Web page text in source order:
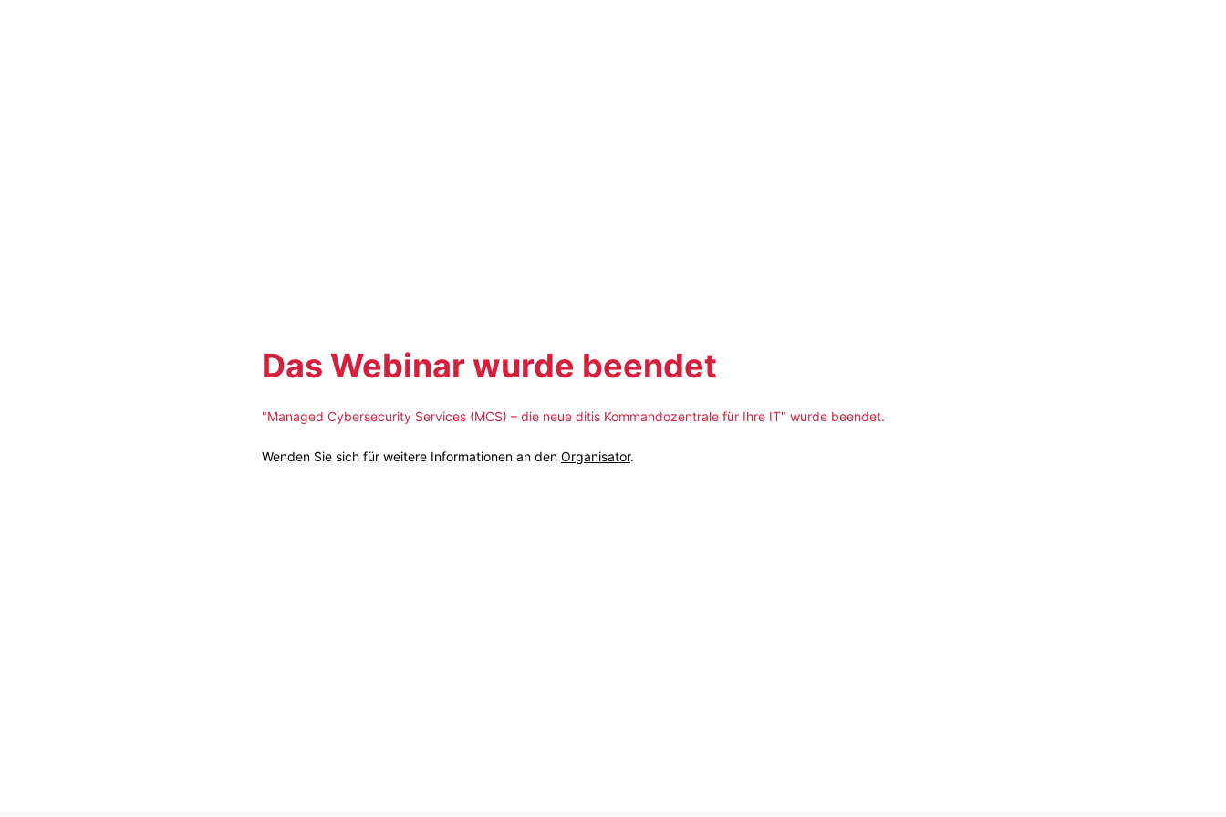
Das Webinar wurde beendet
"Managed Cybersecurity Services (MCS) – die neue ditis Kommandozentrale für Ihre IT" wurde beendet.
Wenden Sie sich für weitere Informationen an den Organisator.